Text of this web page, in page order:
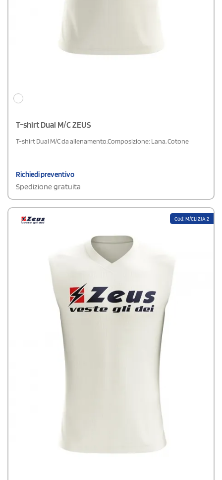
T-shirt Dual M/C ZEUS
T-shirt Dual M/C da allenamento.Composizione: Lana, Cotone
Richiedi preventivo
Spedizione gratuita
Cod: M/CLIZIA 2